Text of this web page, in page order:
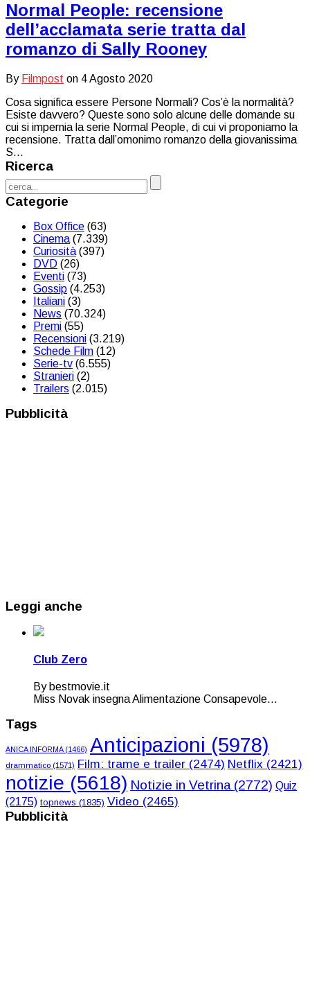
Normal People: recensione
dell’acclamata serie tratta dal
romanzo di Sally Rooney
By Filmpost on 4 Agosto 2020
Cosa significa essere Persone Normali? Cos’è la normalità?
Esiste davvero? Queste sono solo alcune delle domande su
cui si impernia la serie Normal People, di cui vi proponiamo la
recensione. Tratta dall’omonimo romanzo della giovanissima
S...
Ricerca
Categorie
Box Office (63)
Cinema (7.339)
Curiosità (397)
DVD (26)
Eventi (73)
Gossip (4.253)
Italiani (3)
News (70.324)
Premi (55)
Recensioni (3.219)
Schede Film (12)
Serie-tv (6.555)
Stranieri (2)
Trailers (2.015)
Pubblicità
Leggi anche
Club Zero
By bestmovie.it
Miss Novak insegna Alimentazione Consapevole...
Tags
ANICA INFORMA(1466) Anticipazioni (5978)
drammatico (1571) Film: trame e trailer (2474) Netflix (2421)
notizie (5618) Notizie in Vetrina(2772) Quiz
(2175) topnews (1835) Video (2465)
Pubblicità